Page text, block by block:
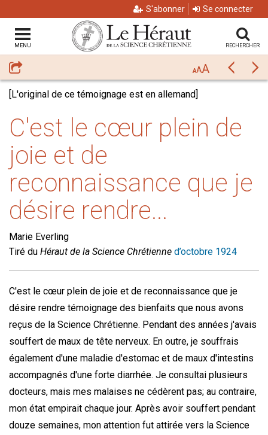
S'abonner Se connecter
MENU RECHERCHER
Partager AAA
[L'original de ce témoignage est en allemand]
C'est le cœur plein de
joie et de
reconnaissance que je
désire rendre...
Marie Everling
Tiré du Héraut de la Science Chrétienne d’octobre 1924
C'est le cœur plein de joie et de reconnaissance que je
désire rendre témoignage des bienfaits que nous avons
reçus de la Science Chrétienne. Pendant des années j'avais
souffert de maux de tête nerveux. En outre, je souffrais
également d'une maladie d'estomac et de maux d'intestins
accompagnés d'une forte diarrhée. Je consultai plusieurs
docteurs, mais mes malaises ne cédèrent pas; au contraire,
mon état empirait chaque jour. Après avoir souffert pendant
douze semaines, mon attention fut attirée vers la Science